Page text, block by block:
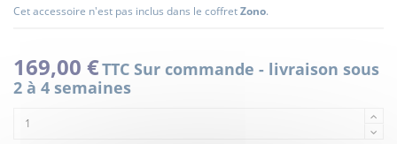
Cet accessoire n'est pas inclus dans le coffretZono.
169,00 €TTC Sur commande - livraison sous
2 à 4 semaines